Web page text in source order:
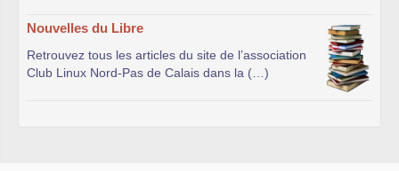
Nouvelles du Libre
Retrouvez tous les articles du site de l’association
Club Linux Nord-Pas de Calais dans la (…)